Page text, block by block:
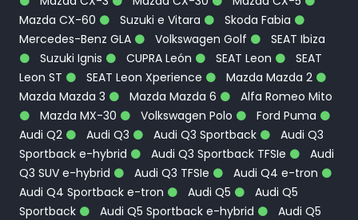
Mazda CX-60
Suzuki e Vitara
Skoda Fabia
Mercedes-Benz GLA
Volkswagen Golf
SEAT Ibiza
Suzuki Ignis
CUPRA León SEAT Leon
SEAT
Leon ST
SEAT Leon Xperience
Mazda Mazda 2
Mazda Mazda 3
Mazda Mazda 6
Alfa Romeo Mito
Mazda MX-30
Volkswagen Polo
Ford Puma
Audi Q2
Audi Q3 Audi Q3 Sportback
Audi Q3
Sportback e-hybrid
Audi Q3 Sportback TFSIe
Audi
Q3 SUV e-hybrid
Audi Q3 TFSIe
Audi Q4 e-tron
Audi Q4 Sportback e-tron
Audi Q5
Audi Q5
Sportback
Audi Q5 Sportback e-hybrid
Audi Q5